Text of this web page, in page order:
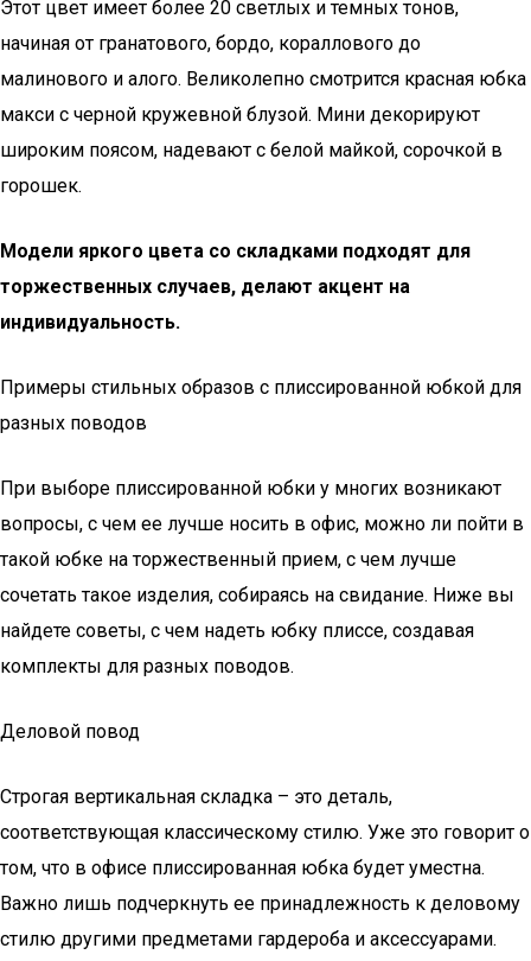
Этот цвет имеет более 20 светлых и темных тонов,
начиная от гранатового, бордо, кораллового до
малинового и алого. Великолепно смотрится красная юбка
макси с черной кружевной блузой. Мини декорируют
широким поясом, надевают с белой майкой, сорочкой в
горошек.
Модели яркого цвета со складками подходят для
торжественных случаев, делают акцент на
индивидуальность.
Примеры стильных образов с плиссированной юбкой для
разных поводов
При выборе плиссированной юбки у многих возникают
вопросы, с чем ее лучше носить в офис, можно ли пойти в
такой юбке на торжественный прием, с чем лучше
сочетать такое изделия, собираясь на свидание. Ниже вы
найдете советы, с чем надеть юбку плиссе, создавая
комплекты для разных поводов.
Деловой повод
Строгая вертикальная складка – это деталь,
соответствующая классическому стилю. Уже это говорит о
том, что в офисе плиссированная юбка будет уместна.
Важно лишь подчеркнуть ее принадлежность к деловому
стилю другими предметами гардероба и аксессуарами.